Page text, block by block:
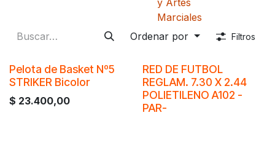
Marciales
Ordenar por Filtros
Pelota de Basket Nº5
STRIKER Bicolor
$ 23.400,00
RED DE FUTBOL
REGLAM. 7.30 X 2.44
POLIETILENO A102 -
PAR-